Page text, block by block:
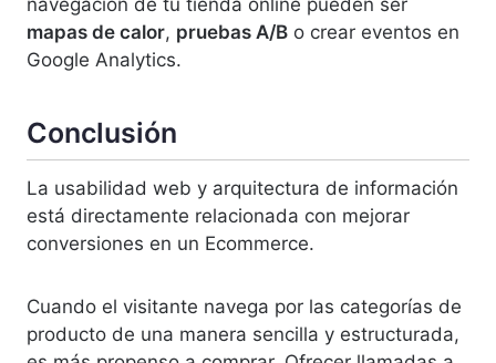
mapas de calor, pruebas A/B o crear eventos en
Google Analytics.
Conclusión
La usabilidad web y arquitectura de información
está directamente relacionada con mejorar
conversiones en un Ecommerce.
Cuando el visitante navega por las categorías de
producto de una manera sencilla y estructurada,